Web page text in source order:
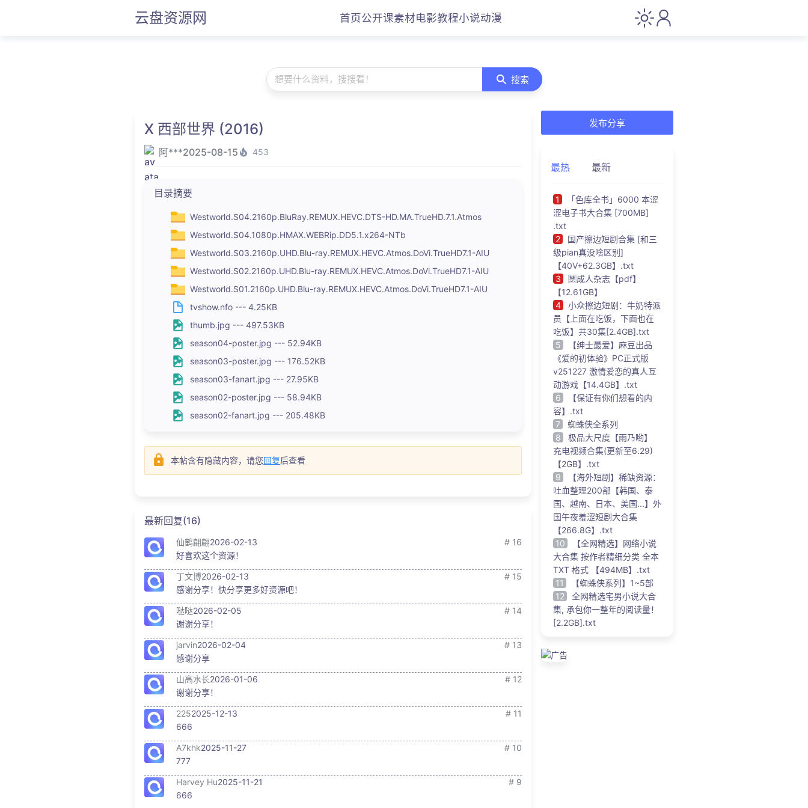
云盘资源网 首页公开课素材电影教程小说动漫
想要什么资料，搜搜看！ 搜索
X 西部世界 (2016)
阿***2025-08-15 453
目录摘要
Westworld.S04.2160p.BluRay.REMUX.HEVC.DTS-HD.MA.TrueHD.7.1.Atmos
Westworld.S04.1080p.HMAX.WEBRip.DD5.1.x264-NTb
Westworld.S03.2160p.UHD.Blu-ray.REMUX.HEVC.Atmos.DoVi.TrueHD7.1-AIU
Westworld.S02.2160p.UHD.Blu-ray.REMUX.HEVC.Atmos.DoVi.TrueHD7.1-AIU
Westworld.S01.2160p.UHD.Blu-ray.REMUX.HEVC.Atmos.DoVi.TrueHD7.1-AIU
tvshow.nfo --- 4.25KB
thumb.jpg --- 497.53KB
season04-poster.jpg --- 52.94KB
season03-poster.jpg --- 176.52KB
season03-fanart.jpg --- 27.95KB
season02-poster.jpg --- 58.94KB
season02-fanart.jpg --- 205.48KB
本帖含有隐藏内容，请您回复后查看
最新回复(16)
仙鹤翩翩2026-02-13
# 16
好喜欢这个资源！
丁文博2026-02-13
# 15
感谢分享！快分享更多好资源吧！
哒哒2026-02-05
# 14
谢谢分享！
jarvin2026-02-04
# 13
感谢分享
山高水长2026-01-06
# 12
谢谢分享！
2252025-12-13
# 11
666
A7khk2025-11-27
# 10
777
Harvey Hu2025-11-21
# 9
666
发布分享
最热 最新
1
「色库全书」6000 本涩
涩电子书大合集 [700MB]
.txt
2
国产擦边短剧合集 [和三
级pian真没啥区别]
【40V+62.3GB】.txt
3
🈲成人杂志【pdf】
【12.61GB】
4
小众擦边短剧：牛奶特派
员【上面在吃饭，下面也在
吃饭】共30集[2.4GB].txt
5
【绅士最爱】麻豆出品
《爱的初体验》PC正式版
v251227 激情爱恋的真人互
动游戏【14.4GB】.txt
6
【保证有你们想看的内
容】.txt
7
蜘蛛侠全系列
8
极品大尺度【雨乃哟】
充电视频合集(更新至6.29)
【2GB】.txt
9
【海外短剧】稀缺资源：
吐血整理200部【韩国、泰
国、越南、日本、美国...】外
国午夜羞涩短剧大合集
【266.8G】.txt
10
【全网精选】网络小说
大合集 按作者精细分类 全本
TXT 格式 【494MB】.txt
11
【蜘蛛侠系列】1~5部
12
全网精选宅男小说大合
集, 承包你一整年的阅读量！
[2.2GB].txt